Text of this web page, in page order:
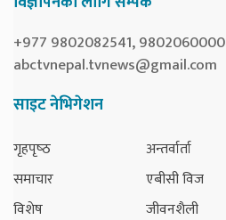
+977 9802082541, 9802060000
abctvnepal.tvnews@gmail.com
साइट नेभिगेशन
गृहपृष्‍ठ
समाचार
विशेष
अन्तर्वार्ता
एबीसी विज
जीवनशैली